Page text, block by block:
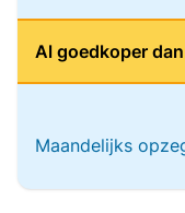
Al goedkoper
Maandelijks